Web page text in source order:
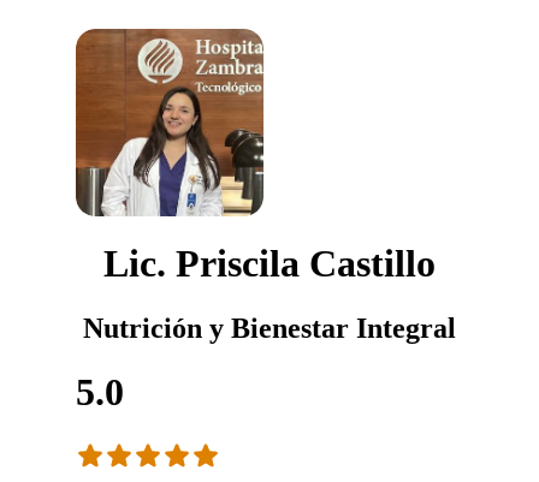
Lic. Priscila Castillo
Nutrición y Bienestar Integral
5.0